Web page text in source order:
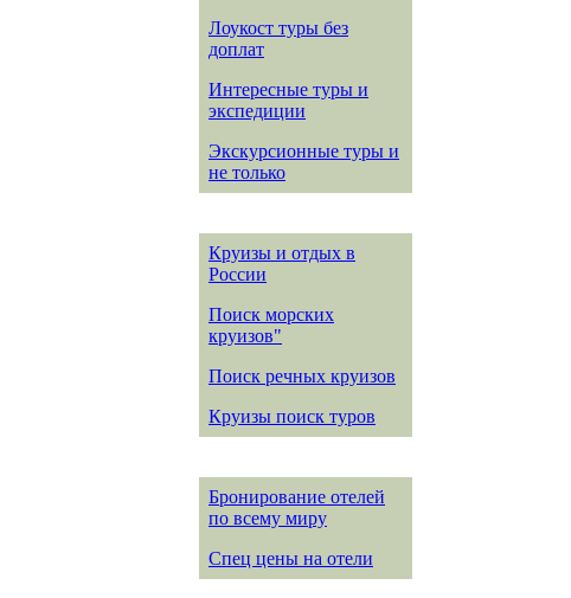
Лоукост туры без
доплат
Интересные туры и
экспедиции
Экскурсионные туры и
не только
Круизы и отдых в
России
Поиск морских
круизов"
Поиск речных круизов
Круизы поиск туров
Бронирование отелей
по всему миру
Спец цены на отели